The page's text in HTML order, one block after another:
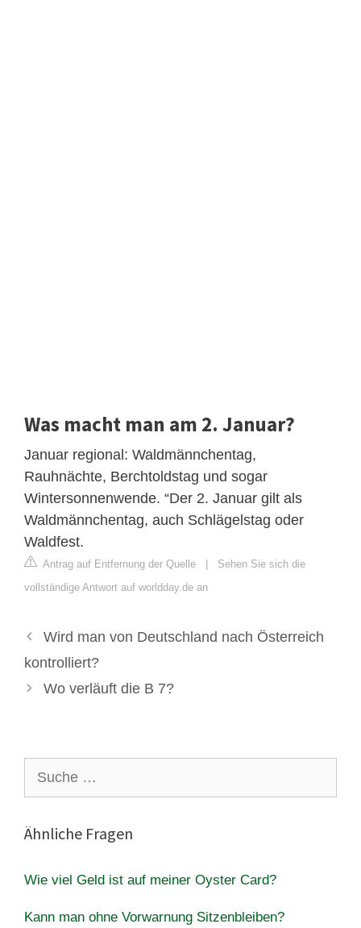
Was macht man am 2. Januar?
Januar regional: Waldmännchentag,
Rauhnächte, Berchtoldstag und sogar
Wintersonnenwende. “Der 2. Januar gilt als
Waldmännchentag, auch Schlägelstag oder
Waldfest.
Antrag auf Entfernung der Quelle | Sehen Sie sich die
vollständige Antwort auf worldday.de an
Wird man von Deutschland nach Österreich
kontrolliert?
Wo verläuft die B 7?
nach:
Ähnliche Fragen
Wie viel Geld ist auf meiner Oyster Card?
Kann man ohne Vorwarnung Sitzenbleiben?